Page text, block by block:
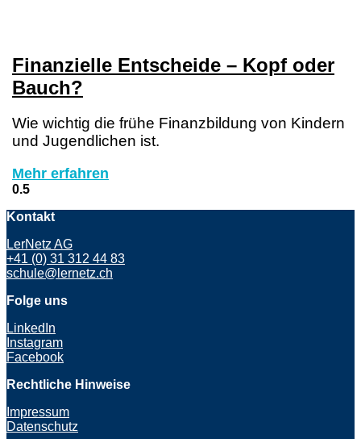
Finanzielle Entscheide – Kopf oder
Bauch?
Wie wichtig die frühe Finanzbildung von Kindern
und Jugendlichen ist.
Mehr erfahren
Kontakt
LerNetz AG
+41 (0) 31 312 44 83
schule@lernetz.ch
Folge uns
LinkedIn
Instagram
Facebook
Rechtliche Hinweise
Impressum
Datenschutz